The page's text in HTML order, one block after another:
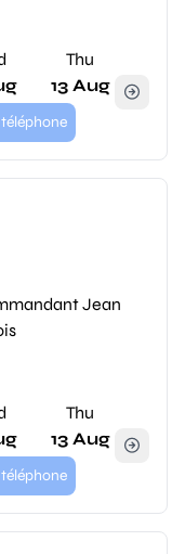
Thu
13 Aug
Jean
Thu
13 Aug